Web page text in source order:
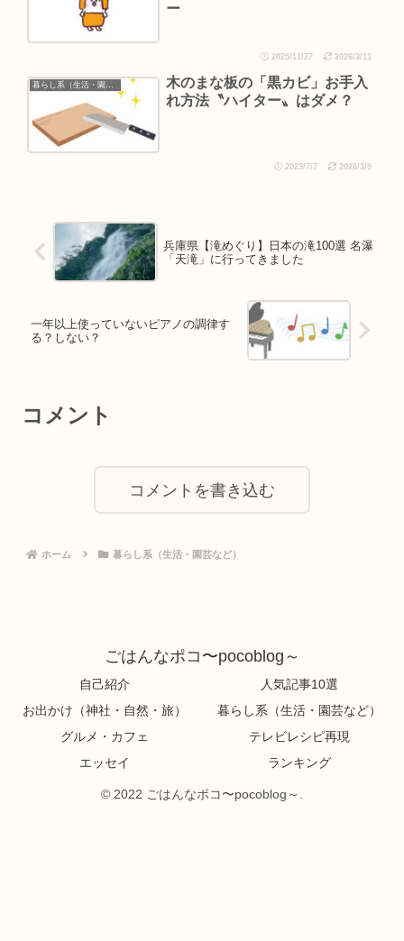
ー
2025/11/27 2026/3/11
暮らし系（生活・園芸など）
木のまな板の「黒カビ」お手入
れ方法〝ハイター〟はダメ？
2023/7/7 2026/3/9
兵庫県【滝めぐり】日本の滝100選 名瀑
「天滝」に行ってきました
一年以上使っていないピアノの調律す
る？しない？
コメント
コメントを書き込む
ホーム 暮らし系（生活・園芸など）
ごはんなポコ〜pocoblog～
自己紹介
人気記事10選
お出かけ（神社・自然・旅）
暮らし系（生活・園芸など）
グルメ・カフェ
テレビレシピ再現
エッセイ
ランキング
© 2022 ごはんなポコ〜pocoblog～.